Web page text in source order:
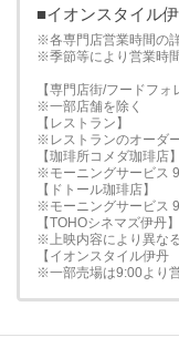
■イオンスタイル
※各専門店営業時間の
※季節等により営業時
【専門店街/フードフォ
※一部店舗を除く
【レストラン】
※レストランのオーダ
【珈琲所コメダ珈琲店】
※モーニングサービス
【ドトール珈琲店】
※モーニングサービス
【TOHOシネマズ伊丹】
※上映内容により異な
【イオンスタイル伊丹
※一部売場は9:00より